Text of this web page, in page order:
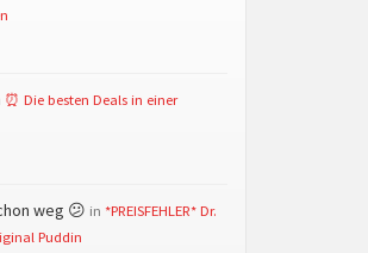
⏰ Die besten Deals in einer
weg 😕 in *PREISFEHLER* Dr.
Puddin